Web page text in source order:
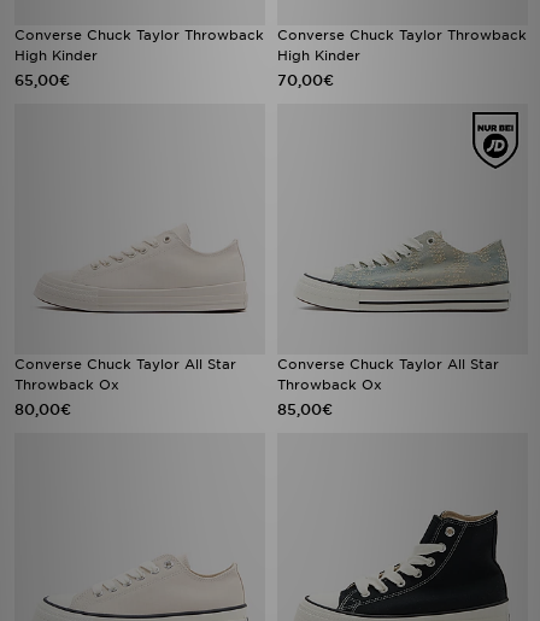
Converse Chuck Taylor Throwback
High Kinder
65,00€
Converse Chuck Taylor Throwback
High Kinder
70,00€
Converse Chuck Taylor All Star
Throwback Ox
80,00€
Converse Chuck Taylor All Star
Throwback Ox
85,00€